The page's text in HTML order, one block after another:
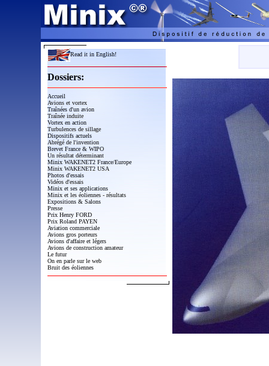
Read it in English!
Dossiers:
Accueil
Avions et vortex
Traînées d'un avion
Traînée induite
Vortex en action
Turbulences de sillage
Dispositifs actuels
Abrégé de l'invention
Brevet France & WIPO
Un résultat déterminant
Minix WAKENET2 France/Europe
Minix WAKENET2 USA
Photos d'essais
Vidéos d'essais
Minix et ses applications
Minix et les éoliennes - résultats
Expositions & Salons
Presse
Prix Henry FORD
Prix Roland PAYEN
Aviation commerciale
Avions gros porteurs
Avions d'affaire et légers
Avions de construction amateur
Le futur
On en parle sur le web
Bruit des éoliennes